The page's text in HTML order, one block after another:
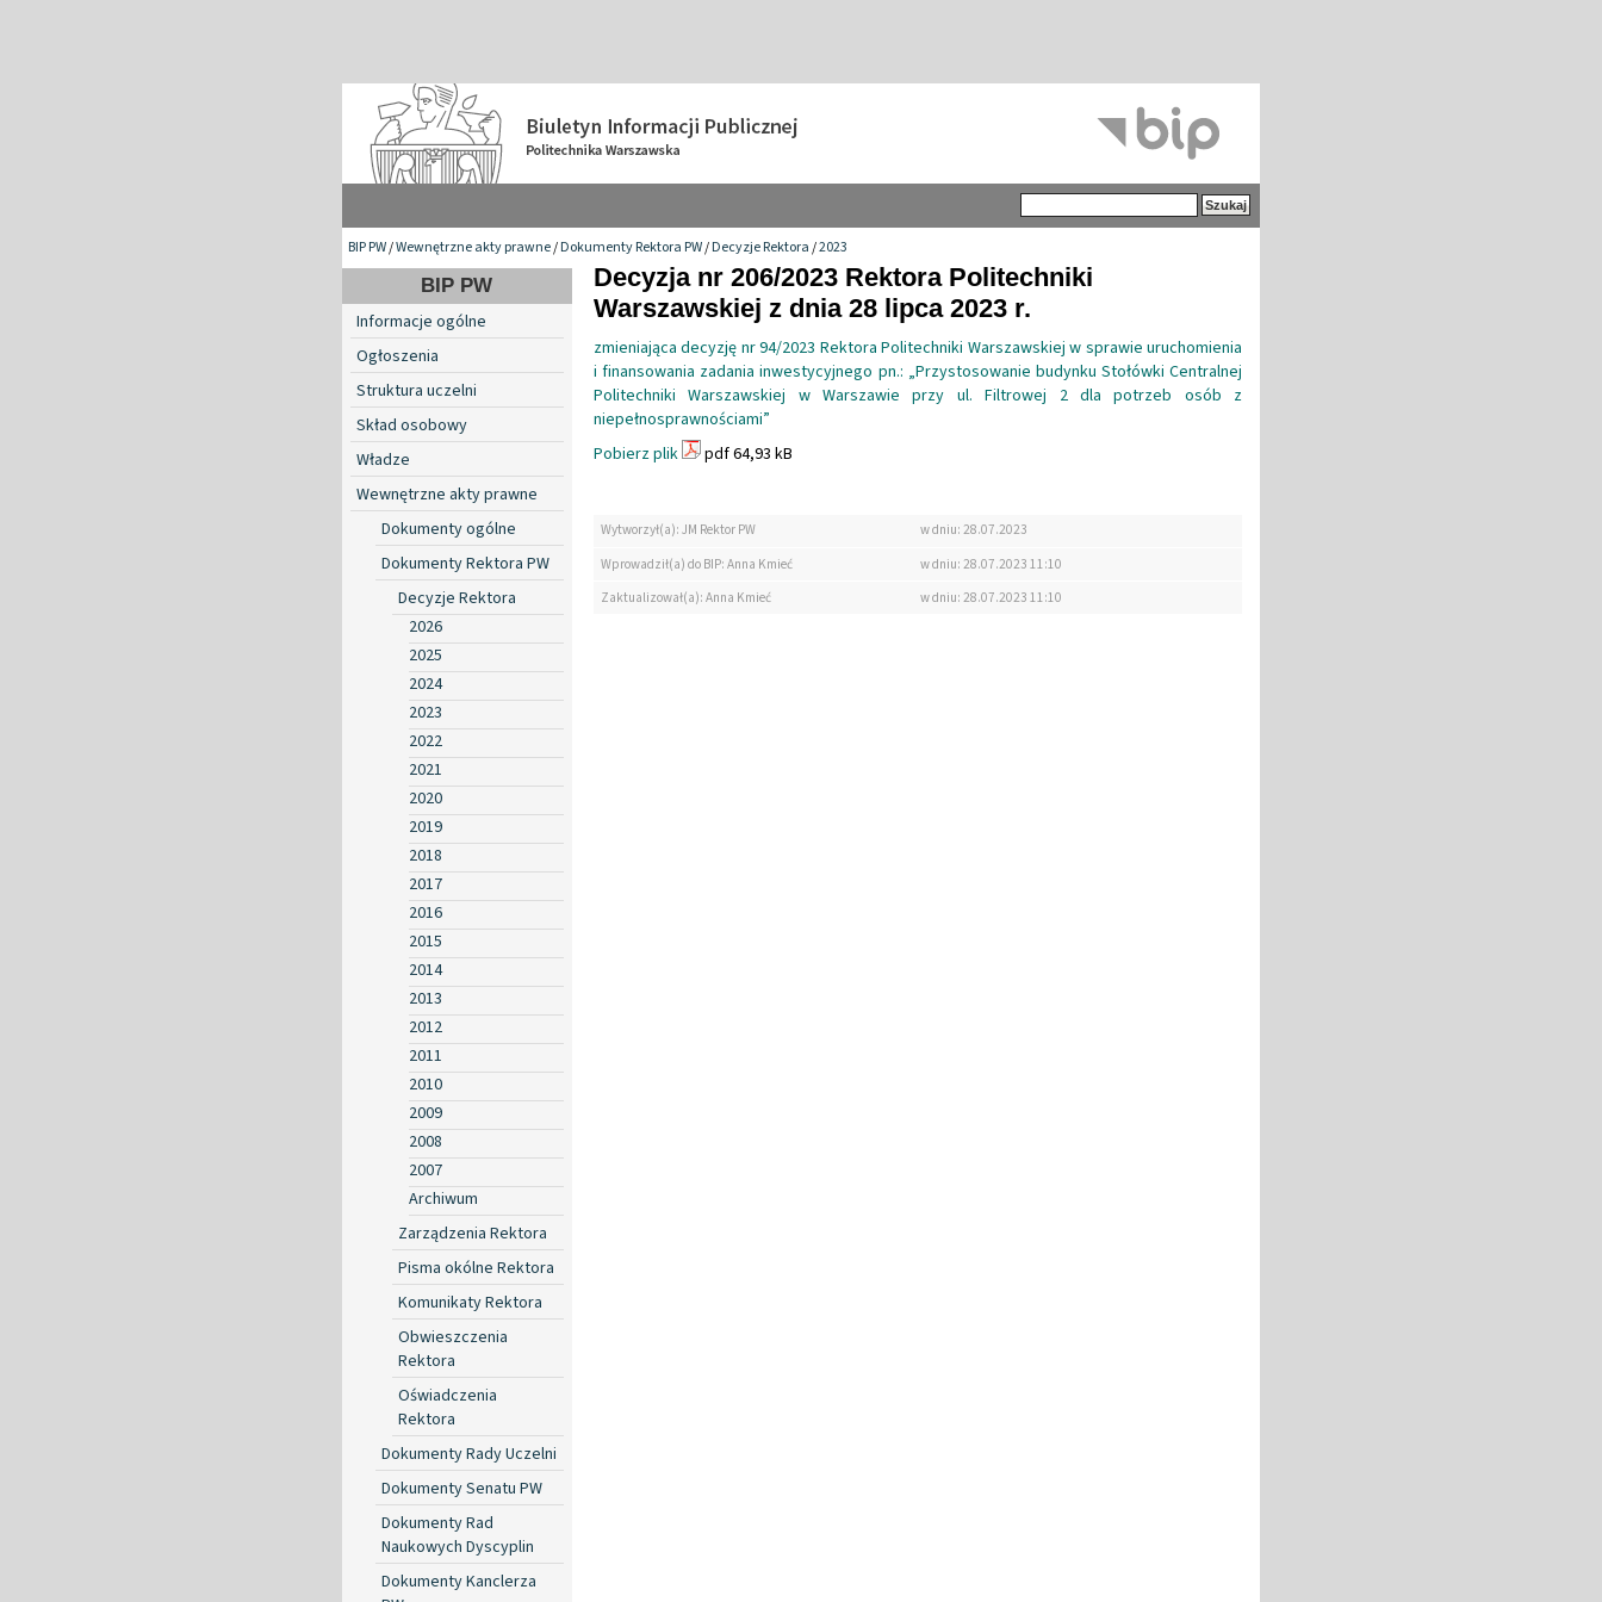
BIP PW/Wewnętrzne akty prawne/Dokumenty Rektora PW/Decyzje Rektora/2023
BIP PW
Informacje ogólne
Ogłoszenia
Struktura uczelni
Skład osobowy
Władze
Wewnętrzne akty prawne
Dokumenty ogólne
Dokumenty Rektora PW
Decyzje Rektora
2026
2025
2024
2023
2022
2021
2020
2019
2018
2017
2016
2015
2014
2013
2012
2011
2010
2009
2008
2007
Archiwum
Zarządzenia Rektora
Pisma okólne Rektora
Komunikaty Rektora
Obwieszczenia
Rektora
Oświadczenia
Rektora
Dokumenty Rady Uczelni
Dokumenty Senatu PW
Dokumenty Rad
Naukowych Dyscyplin
Dokumenty Kanclerza
Decyzja nr 206/2023 Rektora Politechniki
Warszawskiej z dnia 28 lipca 2023 r.
zmieniająca decyzję nr 94/2023 Rektora Politechniki Warszawskiej w sprawie uruchomienia
i finansowania zadania inwestycyjnego pn.: „Przystosowanie budynku Stołówki Centralnej
Politechniki Warszawskiej w Warszawie przy ul. Filtrowej 2 dla potrzeb osób z
niepełnosprawnościami”
Pobierz plik
pdf 64,93 kB
Wytworzył(a): JM Rektor PW
w dniu: 28.07.2023
Wprowadził(a) do BIP: Anna Kmieć
w dniu: 28.07.2023 11:10
Zaktualizował(a): Anna Kmieć
w dniu: 28.07.2023 11:10